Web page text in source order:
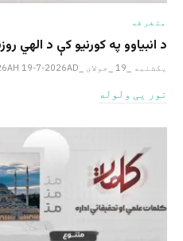
متفرقه
د انبیاوو په کورنیو کې د الهي
یکشنبه _19 _جولای _2026AH 19-7-2026AD
نور یی ولوله